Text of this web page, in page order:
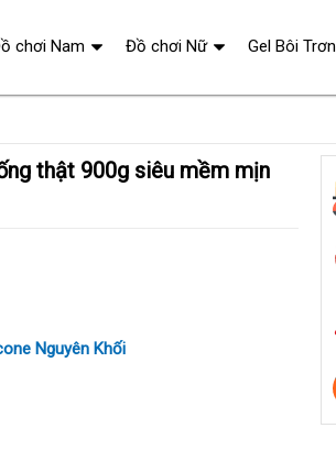
Nguyên Khối
chơi Nam Đồ chơi Nữ Gel Bôi Trơn